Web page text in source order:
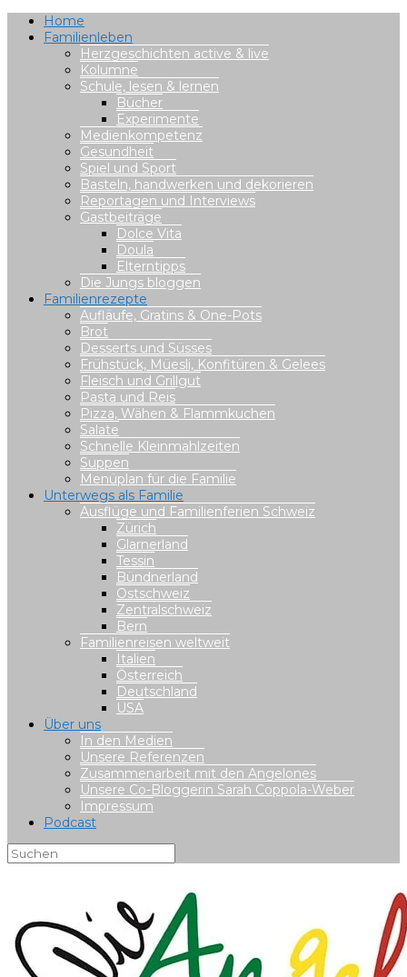
Home
Familienleben
Herzgeschichten active & live
Kolumne
Schule, lesen & lernen
Bücher
Experimente
Medienkompetenz
Gesundheit
Spiel und Sport
Basteln, handwerken und dekorieren
Reportagen und Interviews
Gastbeiträge
Dolce Vita
Doula
Elterntipps
Die Jungs bloggen
Familienrezepte
Aufläufe, Gratins & One-Pots
Brot
Desserts und Süsses
Frühstück, Müesli, Konfitüren & Gelees
Fleisch und Grillgut
Pasta und Reis
Pizza, Wähen & Flammkuchen
Salate
Schnelle Kleinmahlzeiten
Suppen
Menüplan für die Familie
Unterwegs als Familie
Ausflüge und Familienferien Schweiz
Zürich
Glarnerland
Tessin
Bündnerland
Ostschweiz
Zentralschweiz
Bern
Familienreisen weltweit
Italien
Österreich
Deutschland
USA
Über uns
In den Medien
Unsere Referenzen
Zusammenarbeit mit den Angelones
Unsere Co-Bloggerin Sarah Coppola-Weber
Impressum
Podcast